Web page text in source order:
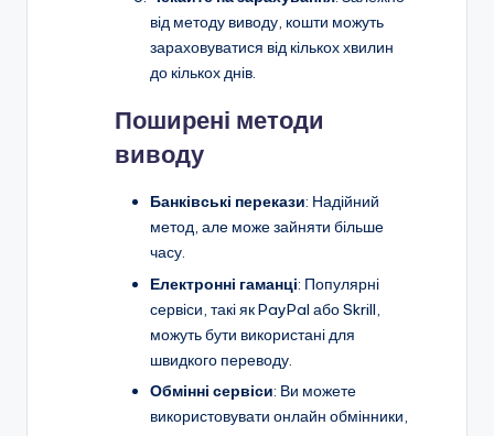
від методу виводу, кошти можуть
зараховуватися від кількох хвилин
до кількох днів.
Поширені методи
виводу
Банківські перекази: Надійний
метод, але може зайняти більше
часу.
Електронні гаманці: Популярні
сервіси, такі як PayPal або Skrill,
можуть бути використані для
швидкого переводу.
Обмінні сервіси: Ви можете
використовувати онлайн обмінники,